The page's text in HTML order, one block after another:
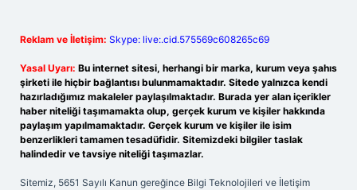
Reklam ve İletişim: Skype: live:.cid.575569c608265c69
Yasal Uyarı: Bu internet sitesi, herhangi bir marka, kurum veya şahıs
şirketi ile hiçbir bağlantısı bulunmamaktadır. Sitede yalnızca kendi
hazırladığımız makaleler paylaşılmaktadır. Burada yer alan içerikler
haber niteliği taşımamakta olup, gerçek kurum ve kişiler hakkında
paylaşım yapılmamaktadır. Gerçek kurum ve kişiler ile isim
benzerlikleri tamamen tesadüfidir. Sitemizdeki bilgiler taslak
halindedir ve tavsiye niteliği taşımazlar.
Sitemiz, 5651 Sayılı Kanun gereğince Bilgi Teknolojileri ve İletişim